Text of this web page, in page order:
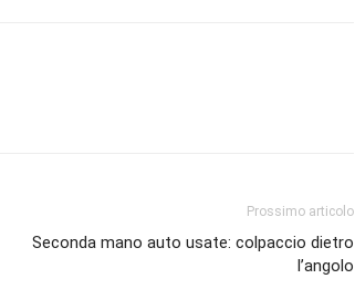
Prossimo articolo
Seconda mano auto usate: colpaccio dietro
l’angolo